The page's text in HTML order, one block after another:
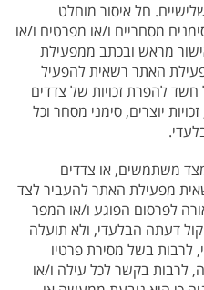
שלישיים. חל איסור מוחלט
מסחריים ו/או מפרטים ו/או
מראש ובכתב ממפעילת
האתר רשאית להפעיל
להפרת זכויות של צדדים
יוצרים, סימני מסחר וכל
משתמשים, או צדדים
מפעילת האתר להעביר לצד
לפרסום הפוגע ו/או המפר
דעתה הבלעדי, ולא תועלה
בשל מסירת פרטיו
לרבות בקשר לכל עילה ו/או